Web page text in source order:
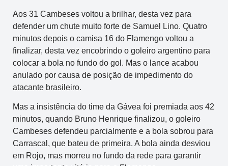
Aos 31 Cambeses voltou a brilhar, desta vez para
defender um chute muito forte de Samuel Lino. Quatro
minutos depois o camisa 16 do Flamengo voltou a
finalizar, desta vez encobrindo o goleiro argentino para
colocar a bola no fundo do gol. Mas o lance acabou
anulado por causa de posição de impedimento do
atacante brasileiro.
Mas a insistência do time da Gávea foi premiada aos 42
minutos, quando Bruno Henrique finalizou, o goleiro
Cambeses defendeu parcialmente e a bola sobrou para
Carrascal, que bateu de primeira. A bola ainda desviou
em Rojo, mas morreu no fundo da rede para garantir